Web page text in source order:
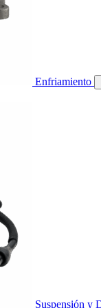
Enfriamiento
Suspensión y